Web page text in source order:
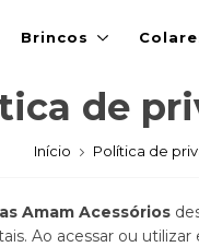
Brincos
de
Início Política de
Amam Acessórios
Ao acessar ou